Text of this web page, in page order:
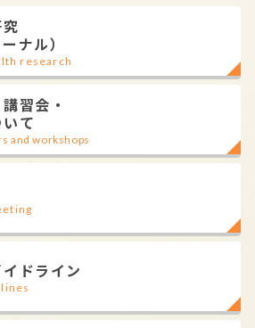
ナル）
research
習会・
て
and workshops
ドライン